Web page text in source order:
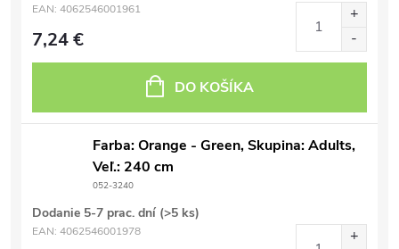
EAN: 4062546001961
7,24 €
DO KOŠÍKA
Farba: Orange - Green, Skupina: Adults,
Veľ.: 240 cm
052-3240
Dodanie 5-7 prac. dní (>5 ks)
EAN: 4062546001978